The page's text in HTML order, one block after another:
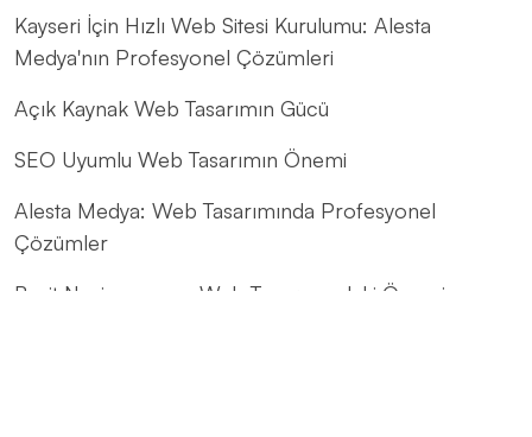
Kayseri İçin Hızlı Web Sitesi Kurulumu: Alesta
Medya'nın Profesyonel Çözümleri
Açık Kaynak Web Tasarımın Gücü
SEO Uyumlu Web Tasarımın Önemi
Alesta Medya: Web Tasarımında Profesyonel
Çözümler
Basit Navigasyonun Web Tasarımındaki Önemi